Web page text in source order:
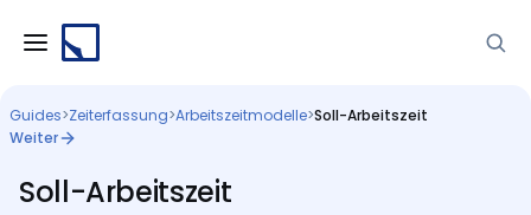
Guides>Zeiterfassung>Arbeitszeitmodelle>Soll-Arbeitszeit
Weiter
Soll-Arbeitszeit